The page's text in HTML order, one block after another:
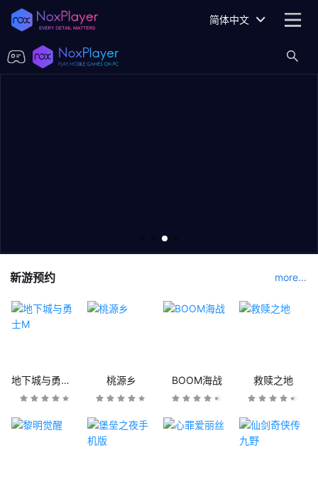
简体中文
新游预约 more...
地下城与勇士M 桃源乡 BOOM海战 救赎之地